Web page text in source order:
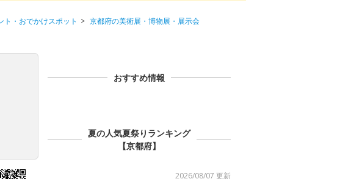
ト・おでかけスポット
京都府の美術展・博物展・展示会
おすすめ情報
夏の人気夏祭りランキング
【京都府】
2026/08/07 更新